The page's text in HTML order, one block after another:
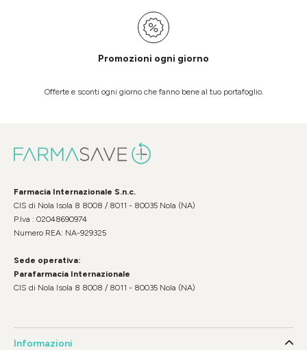
Promozioni ogni giorno
Offerte e sconti ogni giorno che fanno bene al tuo portafoglio.
Farmacia Internazionale S.n.c.
CIS di Nola Isola 8 8008 / 8011 - 80035 Nola (NA)
P.Iva : 02048690974
Numero REA: NA-929325
Sede operativa:
Parafarmacia Internazionale
CIS di Nola Isola 8 8008 / 8011 - 80035 Nola (NA)
Informazioni